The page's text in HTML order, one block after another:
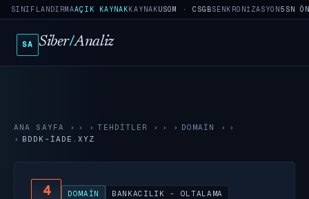
SINIFLANDIRMAAÇIK KAYNAKKAYNAKUSOM · CSGBSENKRONIZASYON5SN
SA Siber/Analiz
ANA SAYFA › TEHDITLER › DOMAIN
›
BDDK-IADE.XYZ
4 DOMAIN BANKACILIK - OLTALAMA